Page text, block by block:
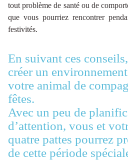
tout problème de santé ou de
que vous pourriez rencontrer
festivités.
En suivant ces
créer un
votre animal de
fêtes.
Avec un peu de
d’attention, vous et
quatre pattes pourrez
de cette période